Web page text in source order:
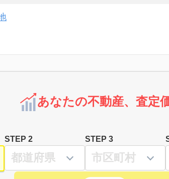
あなたの不動産、査定
STEP 2 STEP 3